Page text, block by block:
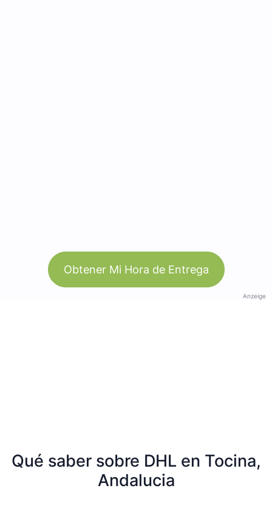
Obtener Mi Hora de Entrega
Anzeige
Qué saber sobre DHL en Tocina,
Andalucia